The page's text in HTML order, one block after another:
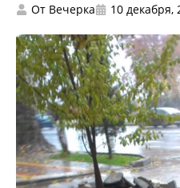
От Вечерка 10 декабря,